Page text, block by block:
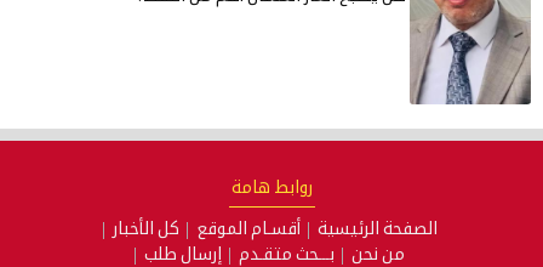
روابط هامة
الصفحة الرئيسية أقسـام الموقع
كل الأخبار
بـــحث متقـدم
إرسال طلب